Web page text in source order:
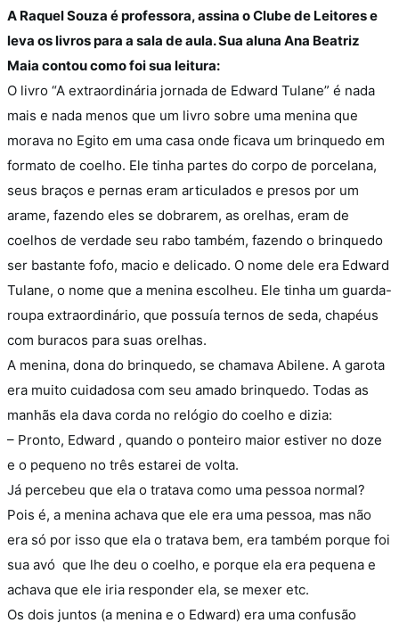
A Raquel Souza é professora, assina o Clube de Leitores e
leva os livros para a sala de aula. Sua aluna Ana Beatriz
Maia contou como foi sua leitura:
O livro “A extraordinária jornada de Edward Tulane” é nada
mais e nada menos que um livro sobre uma menina que
morava no Egito em uma casa onde ficava um brinquedo em
formato de coelho. Ele tinha partes do corpo de porcelana,
seus braços e pernas eram articulados e presos por um
arame, fazendo eles se dobrarem, as orelhas, eram de
coelhos de verdade seu rabo também, fazendo o brinquedo
ser bastante fofo, macio e delicado. O nome dele era Edward
Tulane, o nome que a menina escolheu. Ele tinha um guarda-
roupa extraordinário, que possuía ternos de seda, chapéus
com buracos para suas orelhas.
A menina, dona do brinquedo, se chamava Abilene. A garota
era muito cuidadosa com seu amado brinquedo. Todas as
manhãs ela dava corda no relógio do coelho e dizia:
– Pronto, Edward , quando o ponteiro maior estiver no doze
e o pequeno no três estarei de volta.
Já percebeu que ela o tratava como uma pessoa normal?
Pois é, a menina achava que ele era uma pessoa, mas não
era só por isso que ela o tratava bem, era também porque foi
sua avó que lhe deu o coelho, e porque ela era pequena e
achava que ele iria responder ela, se mexer etc.
Os dois juntos (a menina e o Edward) era uma confusão